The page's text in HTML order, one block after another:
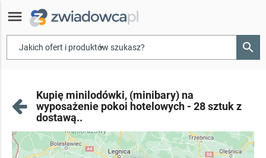
menu
▾ search
Kupię minilodówki, (minibary) na
wyposażenie pokoi hotelowych - 28 sztuk z
dostawą..